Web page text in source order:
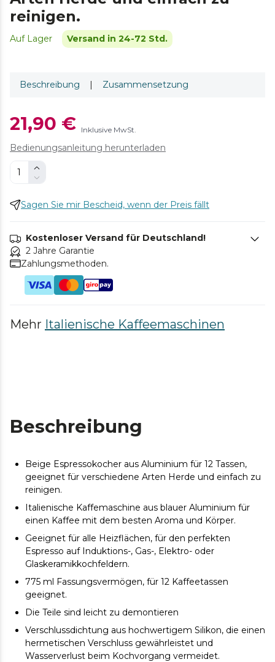
reinigen.
Auf Lager Versand in 24-72 Std.
Beschreibung | Zusammensetzung
21,90 € Inklusive MwSt.
Bedienungsanleitung herunterladen
Sagen Sie mir Bescheid, wenn der Preis fällt
Kostenloser Versand für Deutschland!
2 Jahre Garantie
Zahlungsmethoden.
Mehr Italienische Kaffeemaschinen
Beschreibung
Beige Espressokocher aus Aluminium für 12 Tassen,
geeignet für verschiedene Arten Herde und einfach zu
reinigen.
Italienische Kaffemaschine aus blauer Aluminium für
einen Kaffee mit dem besten Aroma und Körper.
Geeignet für alle Heizflächen, für den perfekten
Espresso auf Induktions-, Gas-, Elektro- oder
Glaskeramikkochfeldern.
775 ml Fassungsvermögen, für 12 Kaffeetassen
geeignet.
Die Teile sind leicht zu demontieren
Verschlussdichtung aus hochwertigem Silikon, die einen
hermetischen Verschluss gewährleistet und
Wasserverlust beim Kochvorgang vermeidet.